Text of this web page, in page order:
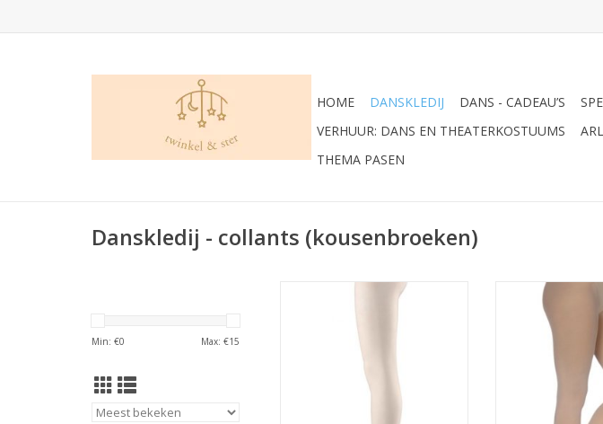
HOME DANSKLEDIJ DANS - CADEAU’S
VERHUUR: DANS EN THEATERKOSTUUMS
THEMA PASEN
Danskledij - collants (kousenbroeken)
Min: €0 Max: €15
Deze microvezel ballet panty
erg praktisch door de stevige
stof en de flexibele pasvorm.
Papillon panty’s zijn speciaal
ontwikkeld om in te dansen en
zijn van alle gemakken voorzien.
Dit is een
microvezel panty
De PK6012
gemaakt voor
dansen en is
duurzaamheid,
comfort. Dit model
waardoor hij